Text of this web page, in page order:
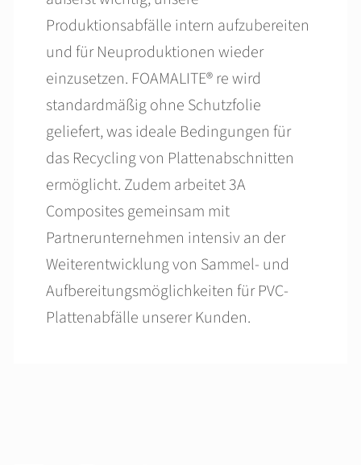
Produktionsabfälle intern aufzubereiten
und für Neuproduktionen wieder
einzusetzen. FOAMALITE® re wird
standardmäßig ohne Schutzfolie
geliefert, was ideale Bedingungen für
das Recycling von Plattenabschnitten
ermöglicht. Zudem arbeitet 3A
Composites gemeinsam mit
Partnerunternehmen intensiv an der
Weiterentwicklung von Sammel- und
Aufbereitungsmöglichkeiten für PVC-
Plattenabfälle unserer Kunden.